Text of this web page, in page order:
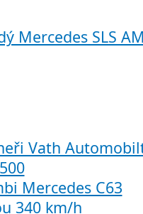
Mercedes SLS
Vath